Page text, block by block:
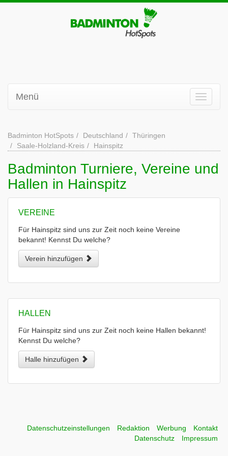
Menü
Badminton HotSpots Deutschland
Thüringen
Saale-Holzland-Kreis
Hainspitz
Badminton Turniere, Vereine und
Hallen in Hainspitz
VEREINE
Für Hainspitz sind uns zur Zeit noch keine Vereine
bekannt! Kennst Du welche?
Verein hinzufügen
HALLEN
Für Hainspitz sind uns zur Zeit noch keine Hallen bekannt!
Kennst Du welche?
Halle hinzufügen
Datenschutzeinstellungen Redaktion Werbung
Kontakt
Datenschutz
Impressum